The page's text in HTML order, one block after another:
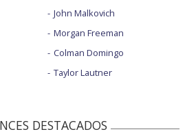
John Malkovich
Morgan Freeman
Colman Domingo
Taylor Lautner
DESTACADOS